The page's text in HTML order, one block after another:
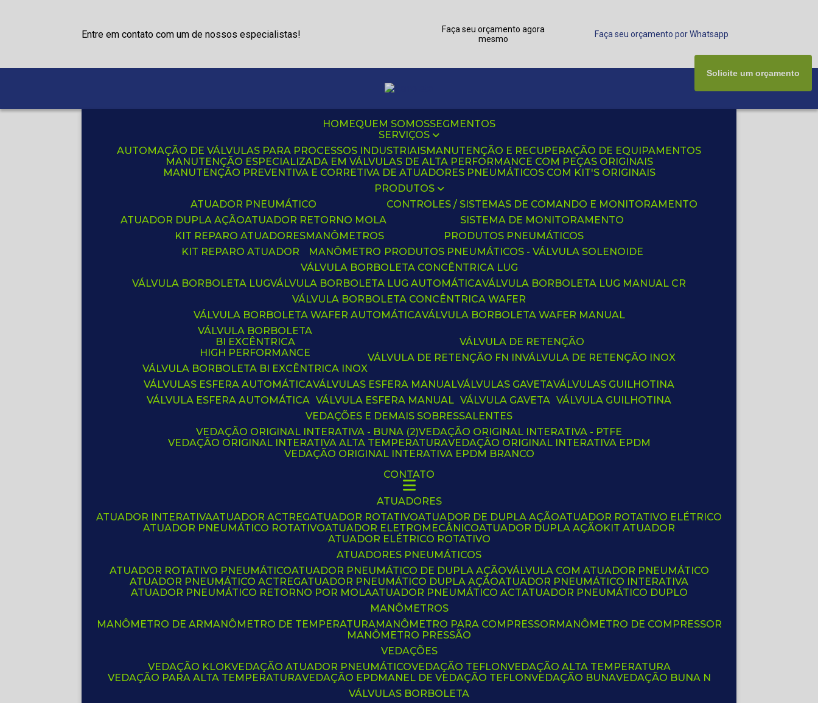
Entre em contato com um de nossos especialistas!
Faça seu orçamento agora
mesmo
Faça seu orçamento por Whatsapp
HOME QUEM SOMOS
SEGMENTOS
SERVIÇOS
AUTOMAÇÃO DE VÁLVULAS PARA PROCESSOS INDUSTRIAIS
MANUTENÇÃO E RECUPERAÇÃO DE EQUIPAMENTOS
MANUTENÇÃO ESPECIALIZADA EM VÁLVULAS DE ALTA PERFORMANCE COM PEÇAS ORIGINAIS
MANUTENÇÃO PREVENTIVA E CORRETIVA DE ATUADORES PNEUMÁTICOS COM KIT'S ORIGINAIS
PRODUTOS
ATUADOR PNEUMÁTICO
ATUADOR DUPLA AÇÃO
ATUADOR RETORNO MOLA
CONTROLES / SISTEMAS DE COMANDO E MONITORAMENTO
SISTEMA DE MONITORAMENTO
KIT REPARO ATUADORES
KIT REPARO ATUADOR
MANÔMETROS
MANÔMETRO
PRODUTOS PNEUMÁTICOS
PRODUTOS PNEUMÁTICOS - VÁLVULA SOLENOIDE
VÁLVULA BORBOLETA CONCÊNTRICA LUG
VÁLVULA BORBOLETA LUG VÁLVULA BORBOLETA LUG AUTOMÁTICA VÁLVULA BORBOLETA LUG MANUAL CR
VÁLVULA BORBOLETA CONCÊNTRICA WAFER
VÁLVULA BORBOLETA WAFER AUTOMÁTICA VÁLVULA BORBOLETA WAFER MANUAL
VÁLVULA BORBOLETA
BI EXCÊNTRICA
HIGH PERFORMANCE
VÁLVULA BORBOLETA BI EXCÊNTRICA INOX
VÁLVULA DE RETENÇÃO
VÁLVULA DE RETENÇÃO FN IN VÁLVULA DE RETENÇÃO INOX
VÁLVULAS ESFERA AUTOMÁTICA
VÁLVULA ESFERA AUTOMÁTICA
VÁLVULAS ESFERA MANUAL
VÁLVULA ESFERA MANUAL
VÁLVULAS GAVETA
VÁLVULA GAVETA
VÁLVULAS GUILHOTINA
VÁLVULA GUILHOTINA
VEDAÇÕES E DEMAIS SOBRESSALENTES
VEDAÇÃO ORIGINAL INTERATIVA - BUNA (2)
VEDAÇÃO ORIGINAL INTERATIVA - PTFE
VEDAÇÃO ORIGINAL INTERATIVA ALTA TEMPERATURA VEDAÇÃO ORIGINAL INTERATIVA EPDM
VEDAÇÃO ORIGINAL INTERATIVA EPDM BRANCO
CONTATO
ATUADORES
ATUADOR INTERATIVA ATUADOR ACTREG ATUADOR ROTATIVO ATUADOR DE DUPLA AÇÃO
ATUADOR ROTATIVO ELÉTRICO
ATUADOR PNEUMÁTICO ROTATIVO
ATUADOR ELETROMECÂNICO ATUADOR DUPLA AÇÃO
KIT ATUADOR
ATUADOR ELÉTRICO ROTATIVO
ATUADORES PNEUMÁTICOS
ATUADOR ROTATIVO PNEUMÁTICO
ATUADOR PNEUMÁTICO DE DUPLA AÇÃO VÁLVULA COM ATUADOR PNEUMÁTICO
ATUADOR PNEUMÁTICO ACTREG
ATUADOR PNEUMÁTICO DUPLA AÇÃO
ATUADOR PNEUMÁTICO INTERATIVA
ATUADOR PNEUMÁTICO RETORNO POR MOLA ATUADOR PNEUMÁTICO ACT
ATUADOR PNEUMÁTICO DUPLO
MANÔMETROS
MANÔMETRO DE AR
MANÔMETRO DE TEMPERATURA MANÔMETRO PARA COMPRESSOR
MANÔMETRO DE COMPRESSOR
MANÔMETRO PRESSÃO
VEDAÇÕES
VEDAÇÃO KLOK VEDAÇÃO ATUADOR PNEUMÁTICO VEDAÇÃO TEFLON
VEDAÇÃO ALTA TEMPERATURA
VEDAÇÃO PARA ALTA TEMPERATURA VEDAÇÃO EPDM ANEL DE VEDAÇÃO TEFLON VEDAÇÃO BUNA VEDAÇÃO BUNA N
VÁLVULAS BORBOLETA
Solicite um orçamento